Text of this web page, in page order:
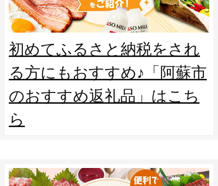
初めてふるさと納税をされ
る方にもおすすめ♪「阿蘇市
のおすすめ返礼品」はこち
ら